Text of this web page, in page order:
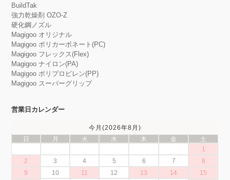
BuildTak
強力乾燥剤 OZO-Z
硬化鋼ノズル
Magigoo オリジナル
Magigoo ポリカーボネート(PC)
Magigoo フレックス(Flex)
Magigoo ナイロン(PA)
Magigoo ポリプロピレン(PP)
Magigoo スーパーグリップ
営業日カレンダー
今月(2026年8月)
日
月 火 水 木 金
土
1
2
3 4 5 6 7
8
9
10 11 12 13 14
15